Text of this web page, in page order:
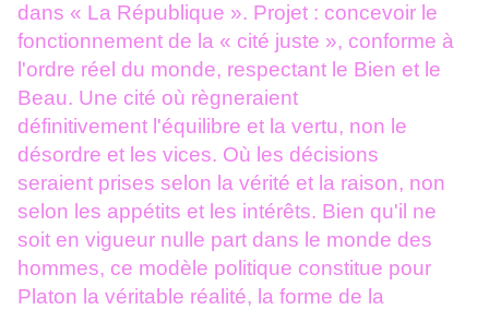
dans « La République ». Projet : concevoir le
fonctionnement de la « cité juste », conforme à
l'ordre réel du monde, respectant le Bien et le
Beau. Une cité où règneraient
définitivement l'équilibre et la vertu, non le
désordre et les vices. Où les décisions
seraient prises selon la vérité et la raison, non
selon les appétits et les intérêts. Bien qu'il ne
soit en vigueur nulle part dans le monde des
hommes, ce modèle politique constitue pour
Platon la véritable réalité, la forme de la